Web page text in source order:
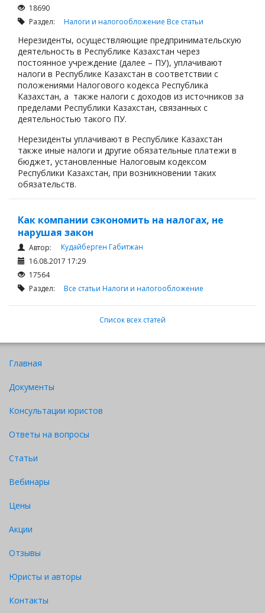
18690
Раздел: Налоги и налогообложение Все статьи
Нерезиденты, осуществляющие предпринимательскую
деятельность в Республике Казахстан через
постоянное учреждение (далее – ПУ), уплачивают
налоги в Республике Казахстан в соответствии с
положениями Налогового кодекса Республика
Казахстан, а также налоги с доходов из источников за
пределами Республики Казахстан, связанных с
деятельностью такого ПУ.
Нерезиденты уплачивают в Республике Казахстан
также иные налоги и другие обязательные платежи в
бюджет, установленные Налоговым кодексом
Республики Казахстан, при возникновении таких
обязательств.
Как компании сэкономить на налогах, не
нарушая закон
Автор:
Кудайберген Габитжан
16.08.2017 17:29
17564
Раздел: Все статьи Налоги и налогообложение
Список всех статей
Главная
Документы
Консультации юристов
Ответы на вопросы
Статьи
Вебинары
Цены
Акции
Отзывы
Юристы и авторы
Контакты